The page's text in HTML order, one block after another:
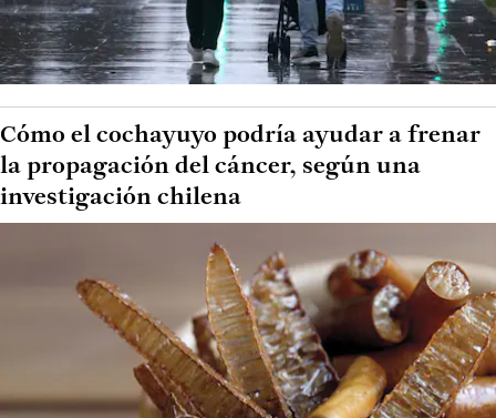
Cómo el cochayuyo podría ayudar a frenar
la propagación del cáncer, según una
investigación chilena